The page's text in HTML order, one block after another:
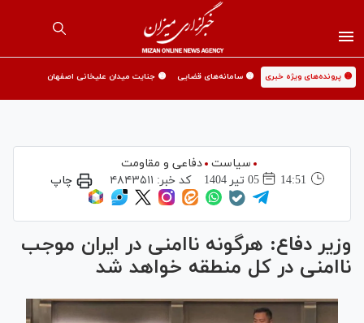
🟡 پرونده‌های ویژه خبری 🟡 سامانه‌های قضایی 🟡 جنایت میدان علیخانی اصفهان
سیاست
دفاعی و مقاومت
14:51
05 تير 1404 کد خبر: ۴۸۴۳۵۱۱ چاپ
وزیر دفاع: هرگونه ناامنی در ایران موجب
ناامنی در کل منطقه خواهد شد